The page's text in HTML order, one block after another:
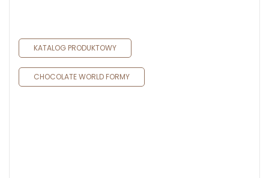
KATALOG PRODUKTOWY
CHOCOLATE WORLD FORMY